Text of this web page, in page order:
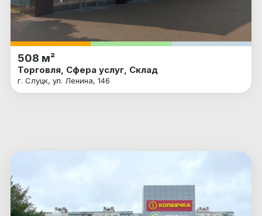
508 м²
Торговля, Сфера услуг, Склад
г. Слуцк, ул. Ленина, 146